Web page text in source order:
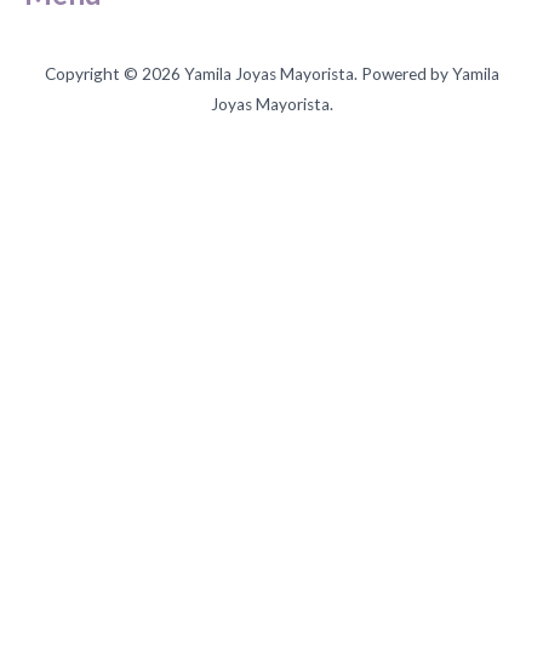
Copyright © 2026 Yamila Joyas Mayorista. Powered by Yamila
Joyas Mayorista.